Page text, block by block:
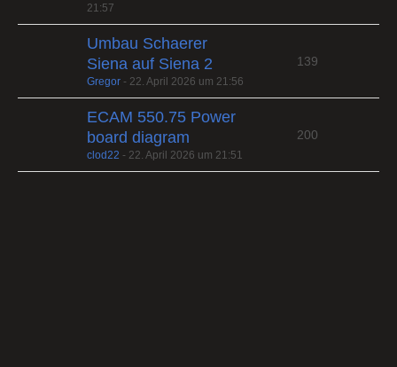
21:57
Umbau Schaerer
Siena auf Siena 2
Gregor - 22. April 2026 um 21:56
139
ECAM 550.75 Power
board diagram
clod22 - 22. April 2026 um 21:51
200